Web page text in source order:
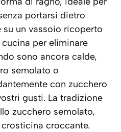
portarsi dietro
un vassoio ricoperto
per eliminare
sono ancora calde,
semolato o
con zucchero
gusti. La tradizione
zucchero semolato,
croccante.